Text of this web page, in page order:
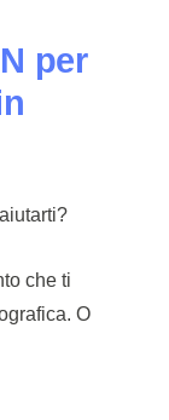
per
che ti
O